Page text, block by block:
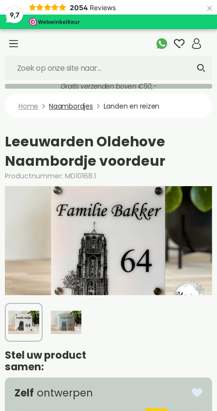
9,7
2054 Reviews ×
Gratis verzenden boven €50,-
Home Naambordjes Landen en reizen
Leeuwarden Oldehove
Naambordje voordeur
Productnummer: MD10168.1
Stel uw product
samen:
Zelf ontwerpen